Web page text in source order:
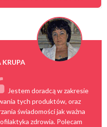
Jestem doradcą w zakresie
tych produktów, oraz
świadomości jak ważna
zdrowia. Polecam